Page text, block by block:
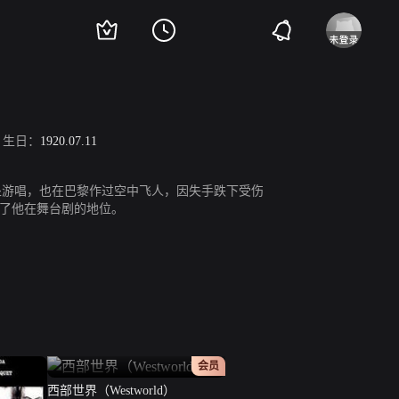
生日： 1920.07.11
唱，也在巴黎作过空中飞人，因失手跌下受伤
他在舞台剧的地位。
正片
会员
西部世界（Westworld）